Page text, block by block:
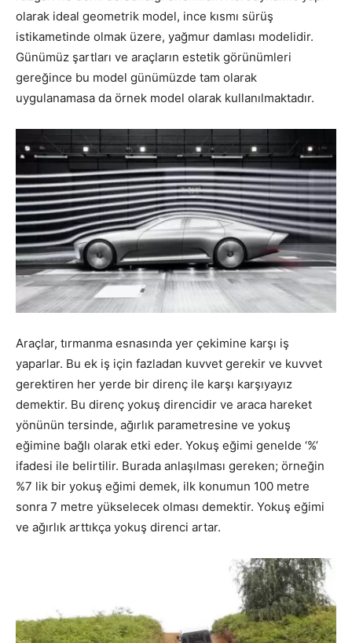
olarak ideal geometrik model, ince kısmı sürüş
istikametinde olmak üzere, yağmur damlası modelidir.
Günümüz şartları ve araçların estetik görünümleri
gereğince bu model günümüzde tam olarak
uygulanamasa da örnek model olarak kullanılmaktadır.
Araçlar, tırmanma esnasında yer çekimine karşı iş
yaparlar. Bu ek iş için fazladan kuvvet gerekir ve kuvvet
gerektiren her yerde bir direnç ile karşı karşıyayız
demektir. Bu direnç yokuş direncidir ve araca hareket
yönünün tersinde, ağırlık parametresine ve yokuş
eğimine bağlı olarak etki eder. Yokuş eğimi genelde ‘%’
ifadesi ile belirtilir. Burada anlaşılması gereken; örneğin
%7 lik bir yokuş eğimi demek, ilk konumun 100 metre
sonra 7 metre yükselecek olması demektir. Yokuş eğimi
ve ağırlık arttıkça yokuş direnci artar.